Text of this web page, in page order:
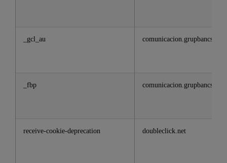
_gcl_au
_fbp
receive-cookie-deprecation doubleclick.net